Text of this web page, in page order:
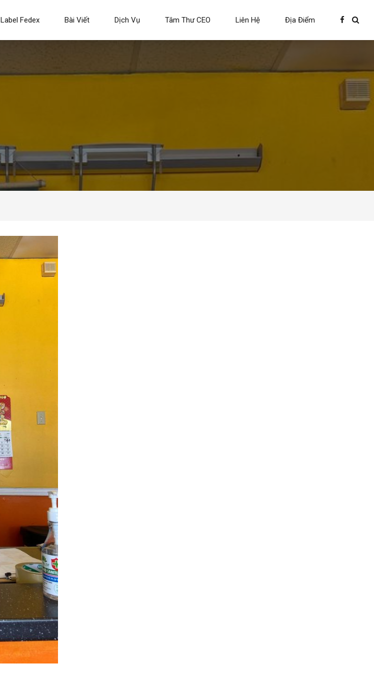
Label Fedex Bài Viết Dịch Vụ Tâm Thư CEO Liên Hệ Địa Điểm